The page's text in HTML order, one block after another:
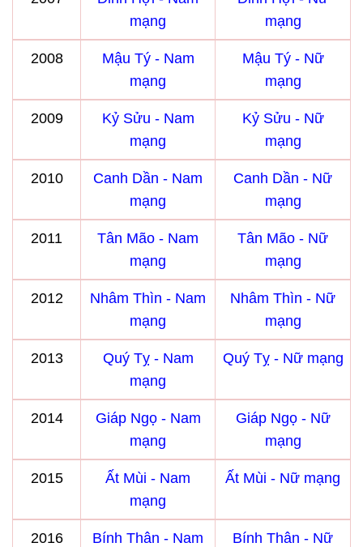
mạng
mạng
2008
Mậu Tý - Nam
mạng
Mậu Tý - Nữ
mạng
2009
Kỷ Sửu - Nam
mạng
Kỷ Sửu - Nữ
mạng
2010
Canh Dần - Nam
mạng
Canh Dần - Nữ
mạng
2011
Tân Mão - Nam
mạng
Tân Mão - Nữ
mạng
2012
Nhâm Thìn - Nam
mạng
Nhâm Thìn - Nữ
mạng
2013
Quý Tỵ - Nam
mạng
Quý Tỵ - Nữ mạng
2014
Giáp Ngọ - Nam
mạng
Giáp Ngọ - Nữ
mạng
2015
Ất Mùi - Nam
mạng
Ất Mùi - Nữ mạng
2016
Bính Thân - Nam
Bính Thân - Nữ